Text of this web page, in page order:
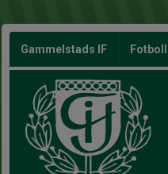
Gammelstads IF Fotboll